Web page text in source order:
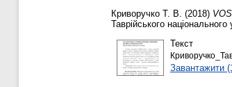
Криворучко Т. В. (2018)
Таврійського
Текст
Завантажити